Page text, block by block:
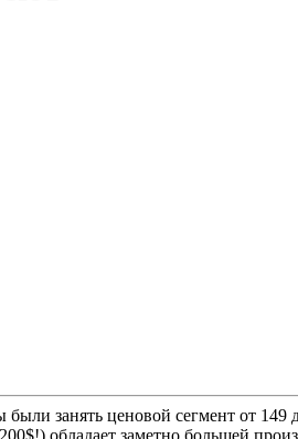
занять ценовой сегмент от 149
обладает заметно большей